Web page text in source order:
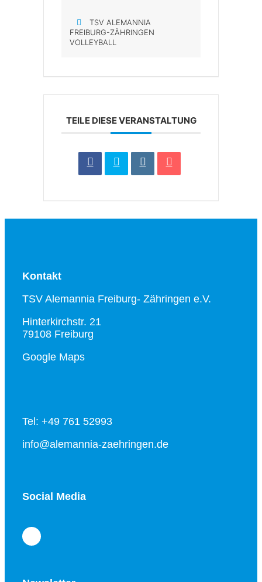
TSV ALEMANNIA
FREIBURG-ZÄHRINGEN
VOLLEYBALL
TEILE DIESE VERANSTALTUNG
Kontakt
TSV Alemannia Freiburg- Zähringen e.V.
Hinterkirchstr. 21
79108 Freiburg
Google Maps
Tel: +49 761 52993
info@alemannia-zaehringen.de
Social Media